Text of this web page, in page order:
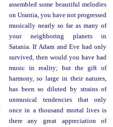
assembled some beautiful melodies
on Urantia, you have not progressed
musically nearly so far as many of
your neighboring planets in
Satania. If Adam and Eve had only
survived, then would you have had
music in reality; but the gift of
harmony, so large in their natures,
has been so diluted by strains of
unmusical tendencies that only
once in a thousand mortal lives is
there any great appreciation of